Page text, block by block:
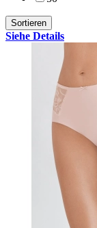
Siehe Details